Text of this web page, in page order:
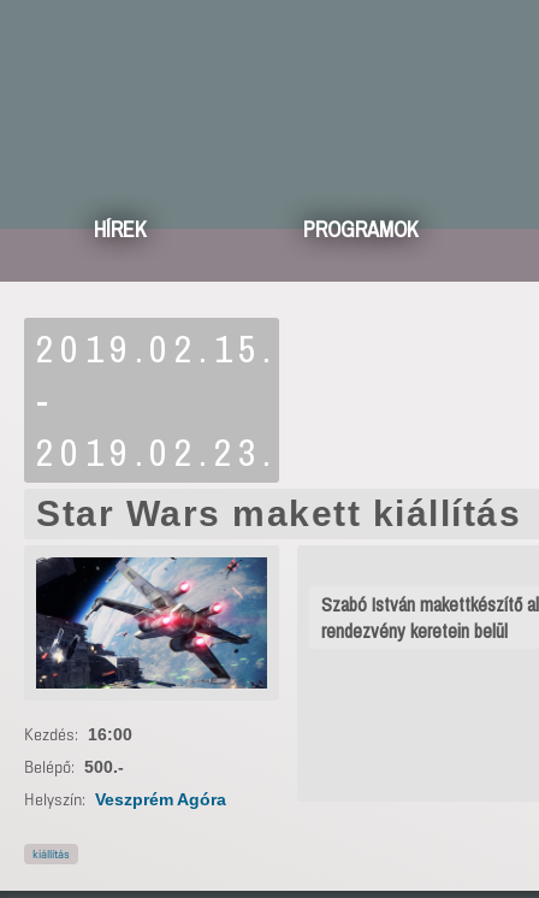
HÍREK PROGRAMOK
2019.02.15.
-
2019.02.23.
Star Wars makett kiállítás
Szabó István makettkészítő
rendezvény keretein belül
Kezdés: 16:00
Belépő: 500.-
Helyszín: Veszprém Agóra
kiállítás